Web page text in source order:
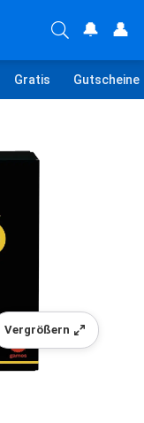
🔔 👤
Gratis Gutscheine
Vergrößern